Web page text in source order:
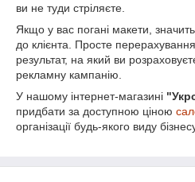
ви не туди стріляєте.
Якщо у вас погані макети,
до клієнта. Просте
результат, на який ви
рекламну кампанію.
У нашому інтернет-магазині
придбати за доступною ціною
організації будь-якого виду